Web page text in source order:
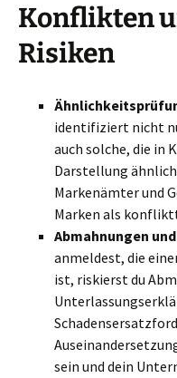
Konflikten
Risiken
identifiziert nicht
auch solche, die in
Darstellung
Markenämter und
Marken als
Abmahnungen
anmeldest, die
ist, riskierst du
sein und dein